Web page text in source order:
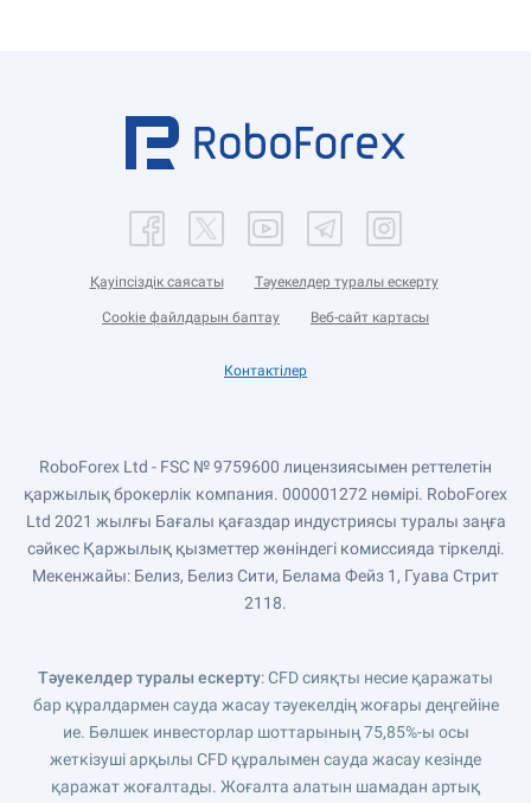
Қауіпсіздік саясаты Тәуекелдер туралы ескерту
Cookie файлдарын баптау Веб-сайт картасы
Контактілер
RoboForex Ltd - FSC № 9759600 лицензиясымен реттелетін
қаржылық брокерлік компания. 000001272 нөмірі. RoboForex
Ltd 2021 жылғы Бағалы қағаздар индустриясы туралы заңға
сәйкес Қаржылық қызметтер жөніндегі комиссияда тіркелді.
Мекенжайы: Белиз, Белиз Сити, Белама Фейз 1, Гуава Стрит
2118.
Тәуекелдер туралы ескерту: CFD сияқты несие қаражаты
бар құралдармен сауда жасау тәуекелдің жоғары деңгейіне
ие. Бөлшек инвесторлар шоттарының 75,85%-ы осы
жеткізуші арқылы CFD құралымен сауда жасау кезінде
қаражат жоғалтады. Жоғалта алатын шамадан артық